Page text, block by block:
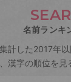
名前ランキ
計した2017年
漢字の順位を見